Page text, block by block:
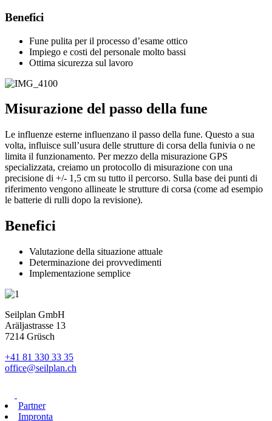
Benefici
Fune pulita per il processo d’esame ottico
Impiego e costi del personale molto bassi
Ottima sicurezza sul lavoro
Misurazione del passo della fune
Le influenze esterne influenzano il passo della fune. Questo a sua
volta, influisce sull’usura delle strutture di corsa della funivia o ne
limita il funzionamento. Per mezzo della misurazione GPS
specializzata, creiamo un protocollo di misurazione con una
precisione di +/- 1,5 cm su tutto il percorso. Sulla base dei punti di
riferimento vengono allineate le strutture di corsa (come ad esempio
le batterie di rulli dopo la revisione).
Benefici
Valutazione della situazione attuale
Determinazione dei provvedimenti
Implementazione semplice
Seilplan GmbH
Aräljastrasse 13
7214 Grüsch
+41 81 330 33 35
office@seilplan.ch
Partner
Impronta